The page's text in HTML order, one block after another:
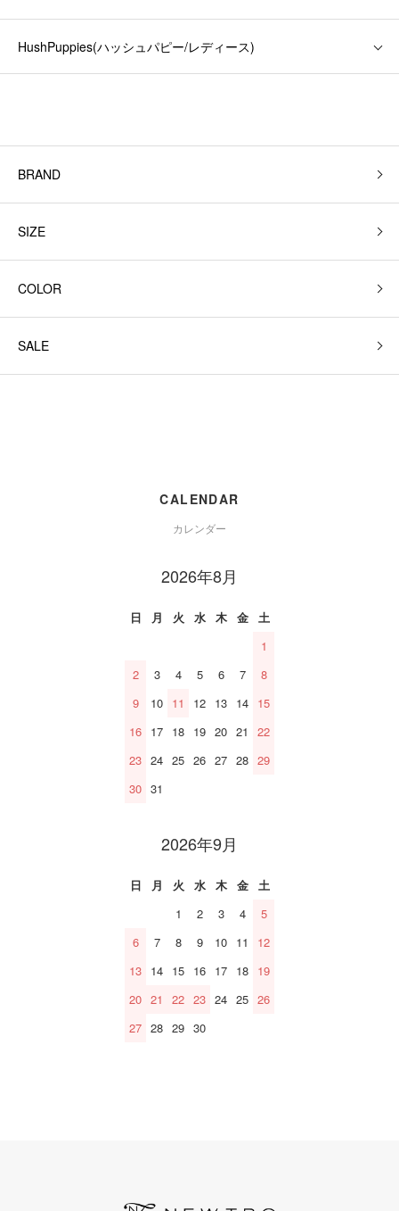
HushPuppies(ハッシュパピー/レディース)
BRAND
SIZE
COLOR
SALE
CALENDAR
カレンダー
2026年8月
日 月 火 水 木 金
土
1
2
3 4 5 6 7
8
9
10 11 12 13 14 15
16 17 18 19 20 21
22
23 24 25 26 27 28 29
30 31
2026年9月
日 月 火 水 木 金
土
1
2 3 4
5
6
7 8 9 10 11
12
13 14 15 16 17 18 19
20 21 22 23 24 25 26
27 28 29 30